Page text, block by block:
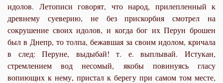
идолов. Летописи говорят, что народ, прилепленный к
древнему суеверию, не без прискорбия смотрел на
сокрушение своих идолов, и когда бог их Перун брошен
был в Днепр, то толпа, бежавшая за своим идолом, кричала
в след: Перуне, выдыбай! т. е. выплывай. Истукан,
стремлением вод несомый, якобы повинуясь гласу
вопиющих к нему, пристал к берегу при самом том месте,